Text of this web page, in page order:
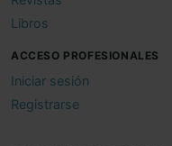
Libros
ACCESO PROFESIONALES
Iniciar sesión
Registrarse